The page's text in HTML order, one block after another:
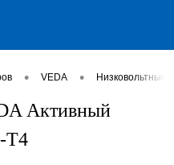
• VEDA •
Активный
T4